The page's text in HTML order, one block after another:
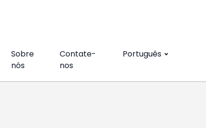
Sobre
nós
Contate-
nos
Português